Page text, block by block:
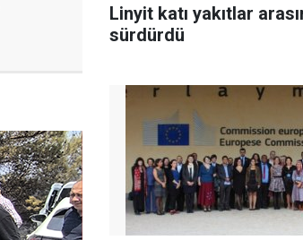
Linyit katı yakıtlar
sürdürdü